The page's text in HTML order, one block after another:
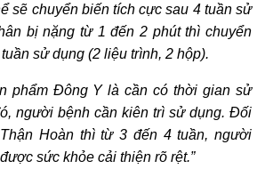
sẽ chuyển biến tích cực sau 4 tuần sử
bị nặng từ 1 đến 2 phút thì chuyển
sử dụng (2 liệu trình, 2 hộp).
phẩm Đông Y là cần có thời gian sử
người bệnh cần kiên trì sử dụng. Đối
Hoàn thì từ 3 đến 4 tuần, người
sức khỏe cải thiện rõ rệt.”